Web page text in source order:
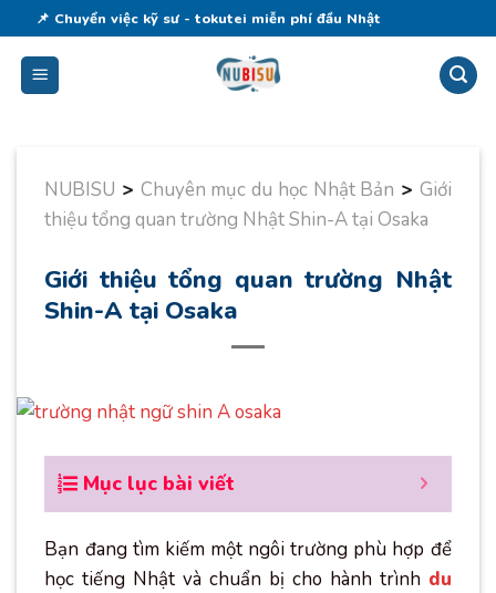
to
content
📌 Chuyển việc kỹ sư - tokutei miễn phí đầu Nhật
NUBISU > Chuyên mục du học Nhật Bản > Giới
thiệu tổng quan trường Nhật Shin-A tại Osaka
Giới thiệu tổng quan trường Nhật
Shin-A tại Osaka
Mục lục bài viết
Bạn đang tìm kiếm một ngôi trường phù hợp để
học tiếng Nhật và chuẩn bị cho hành trình du